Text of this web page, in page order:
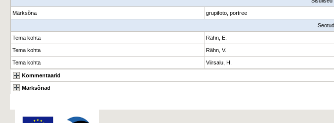
Märksõna grupifoto, portree
Tema kohta Rähn, E.
Tema kohta Rähn, V.
Tema kohta Viirsalu, H.
Kommentaarid
Märksõnad